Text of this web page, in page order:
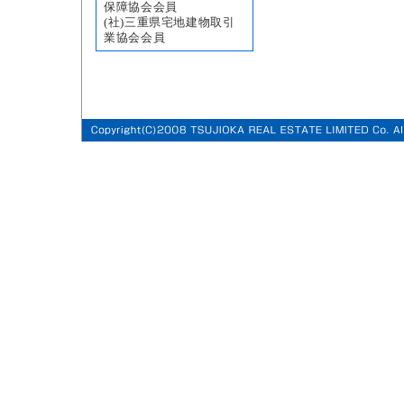
保障協会会員
(社)三重県宅地建物取引
業協会会員